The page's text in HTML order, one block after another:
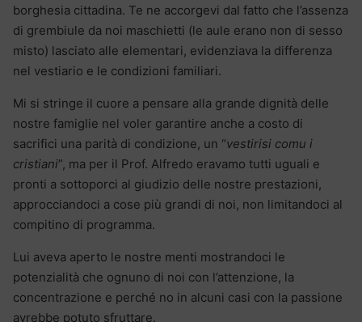
borghesia cittadina. Te ne accorgevi dal fatto che l’assenza
di grembiule da noi maschietti (le aule erano non di sesso
misto) lasciato alle elementari, evidenziava la differenza
nel vestiario e le condizioni familiari.
Mi si stringe il cuore a pensare alla grande dignità delle
nostre famiglie nel voler garantire anche a costo di
sacrifici una parità di condizione, un “vestirisi comu i
cristiani”, ma per il Prof. Alfredo eravamo tutti uguali e
pronti a sottoporci al giudizio delle nostre prestazioni,
approcciandoci a cose più grandi di noi, non limitandoci al
compitino di programma.
Lui aveva aperto le nostre menti mostrandoci le
potenzialità che ognuno di noi con l’attenzione, la
concentrazione e perché no in alcuni casi con la passione
avrebbe potuto sfruttare.